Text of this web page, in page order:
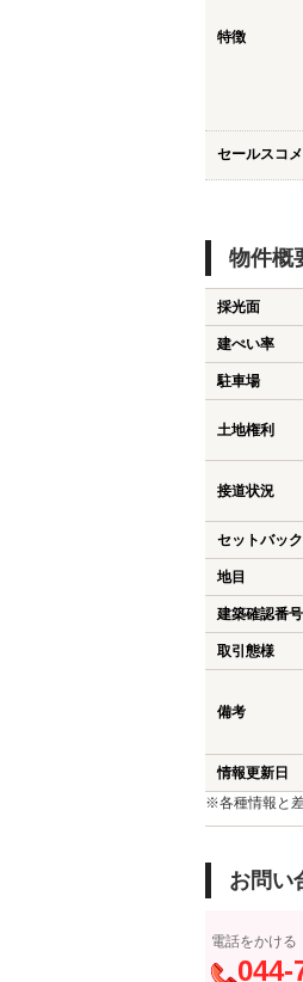
特徴
セールスコ
物件概
採光面
建ぺい率
駐車場
土地権利
接道状況
セットバック
地目
建築確認番号
取引態様
備考
情報更新日
※各種情報と
お問い
電話をかける
044-